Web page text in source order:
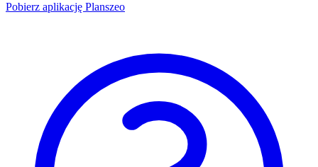
Pobierz aplikację Planszeo